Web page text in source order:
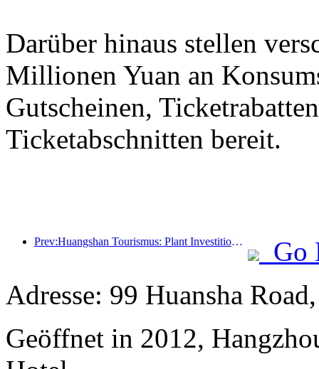
Darüber hinaus stellen
Millionen Yuan an
Gutscheinen,
Ticketabschnitten bereit.
Prev:Huangshan Tourismus: Plant Investitionen in Höhe von 530 Millionen Yuan für Hotelrenovierungen
Go
Adresse: 99 Huansha
Geöffnet in 2012,